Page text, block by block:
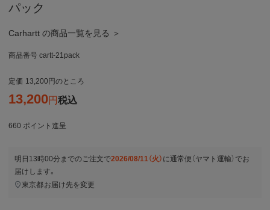
パック
Carhartt の商品一覧を見る ＞
商品番号 cartt-21pack
定価 13,200 のところ
13,200 税込
660 ポイント進呈
明日 13時00分 までのご注文で2026/08/11（火） に通常便（ヤマト運輸） でお
届けします。
東京都お届け先を変更